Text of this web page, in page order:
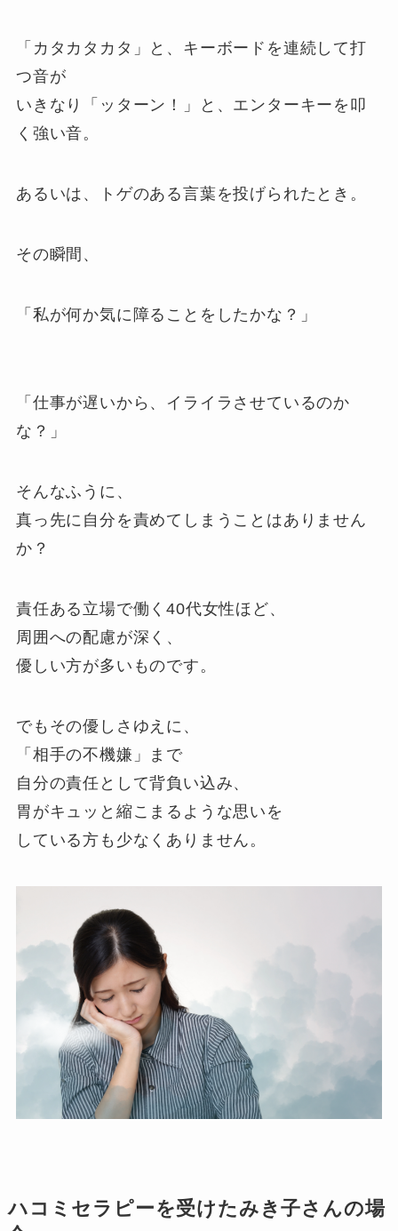
「カタカタカタ」と、キーボードを連続して打
つ音が
いきなり「ッターン！」と、エンターキーを叩
く強い音。
あるいは、トゲのある言葉を投げられたとき。
その瞬間、
「私が何か気に障ることをしたかな？」
「仕事が遅いから、イライラさせているのか
な？」
そんなふうに、
真っ先に自分を責めてしまうことはありません
か？
責任ある立場で働く40代女性ほど、
周囲への配慮が深く、
優しい方が多いものです。
でもその優しさゆえに、
「相手の不機嫌」まで
自分の責任として背負い込み、
胃がキュッと縮こまるような思いを
している方も少なくありません。
ハコミセラピーを受けたみき子さんの場